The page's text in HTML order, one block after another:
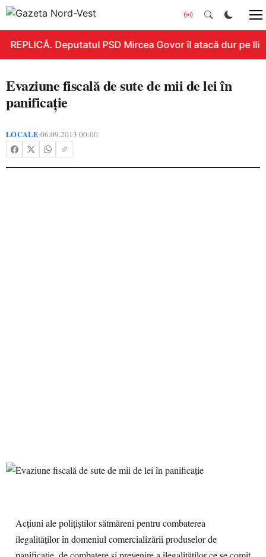
REPLICĂ. Deputatul PSD Mircea Govor îl atacă dur pe
Evaziune fiscală de sute de mii de lei în
panificaţie
LOCALE•06.09.2013 00:00
Acţiuni ale poliţiştilor sătmăreni pentru combaterea
ilegalităţilor în domeniul comercializării produselor de